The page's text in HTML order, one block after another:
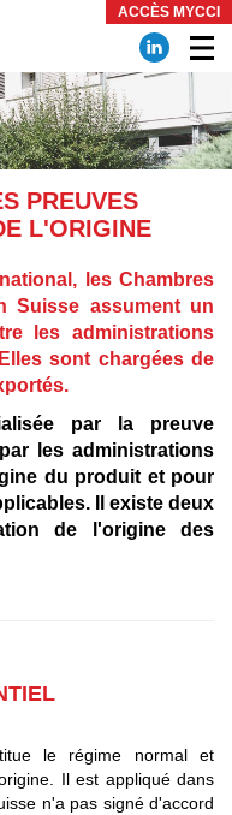
ACCÈS MYCCI
PREUVES
L'ORIGINE
les Chambres
Suisse assument un
les administrations
sont chargées de
par la preuve
les administrations
du produit et pour
Il existe deux
de l'origine des
le régime normal et
Il est appliqué dans
n'a pas signé d'accord